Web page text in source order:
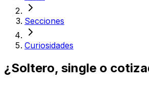
Secciones
Curiosidades
¿Soltero, single o